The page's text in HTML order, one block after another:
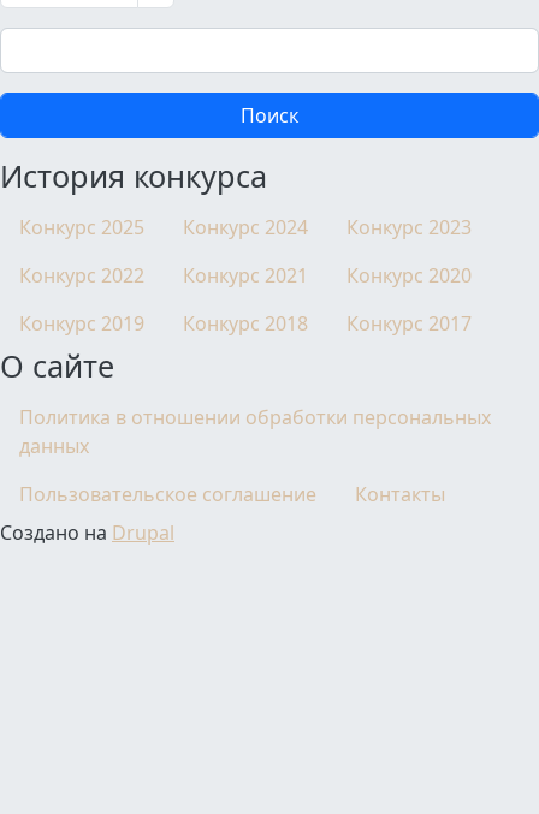
Поиск
История конкурса
Конкурс 2025 Конкурс 2024
Конкурс 2023
Конкурс 2022
Конкурс 2021
Конкурс 2020
Конкурс 2019
Конкурс 2018 Конкурс 2017
О сайте
Политика в отношении обработки персональных
данных
Пользовательское соглашение
Контакты
Создано на Drupal